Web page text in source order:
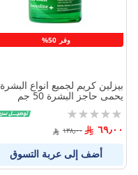
وفر 50%
بيزلين كريم لجميع انواع البشرة
يحمى حاجز البشرة 50 جم
Rating:
٦٩٫٠٠ ١٣٨٫٠٠
أضف إلى عربة التسوق